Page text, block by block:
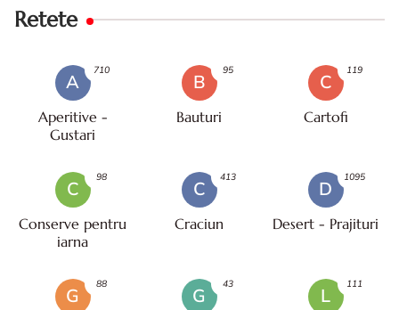
Retete
A
Aperitive -
Gustari
710
B
Bauturi
95
C
Cartofi
119
C
Conserve pentru
iarna
98
C
Craciun
413
D
Desert - Prajituri
1095
G
88
G
43
L
111